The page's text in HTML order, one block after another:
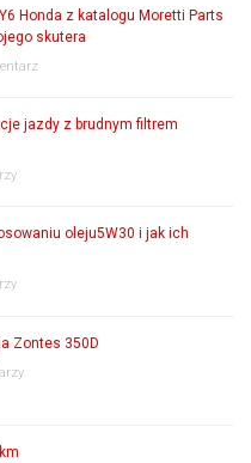
Honda z katalogu Moretti Parts
skutera
jazdy z brudnym filtrem
oleju5W30 i jak ich
Zontes 350D